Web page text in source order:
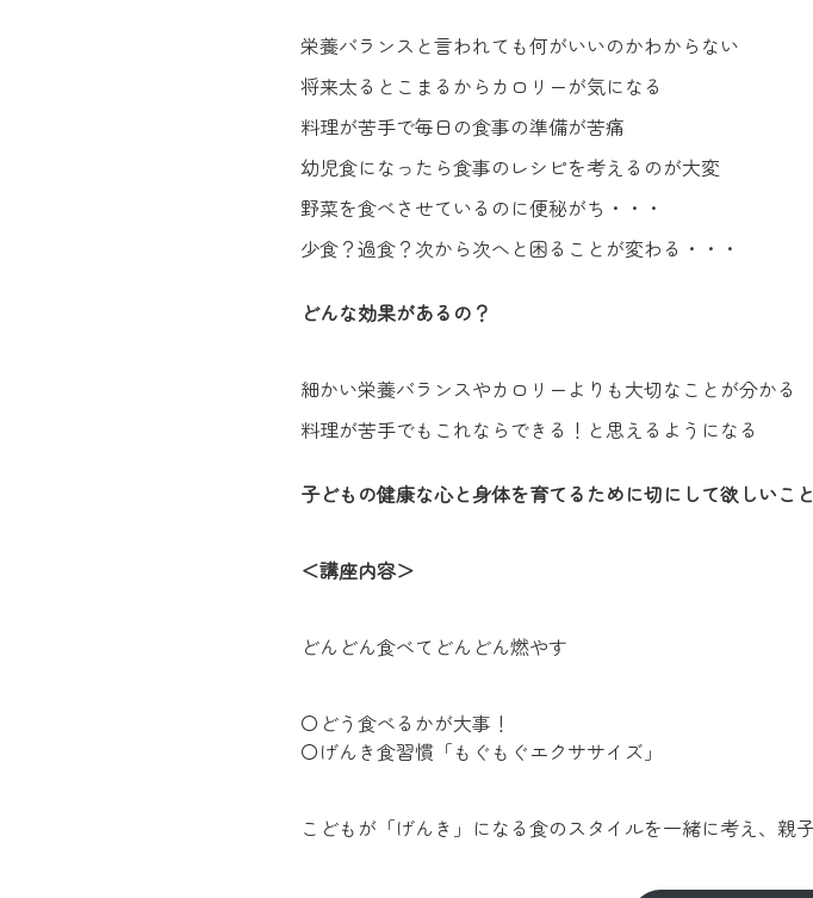
栄養バランスと言われても何がいいのかわからない
将来太るとこまるからカロリーが気になる
料理が苦手で毎日の食事の準備が苦痛
幼児食になったら食事のレシピを考えるのが大変
野菜を食べさせているのに便秘がち・・・
少食？過食？次から次へと困ることが変わる・・・
どんな効果があるの？
細かい栄養バランスやカロリーよりも大切なことが分かる
料理が苦手でもこれならできる！と思えるようになる
子どもの健康な心と身体を育てるために切にして欲しいこ
＜講座内容＞
どんどん食べてどんどん燃やす
〇どう食べるかが大事！
〇げんき食習慣「もぐもぐエクササイズ」
こどもが「げんき」になる食のスタイルを一緒に考え、親